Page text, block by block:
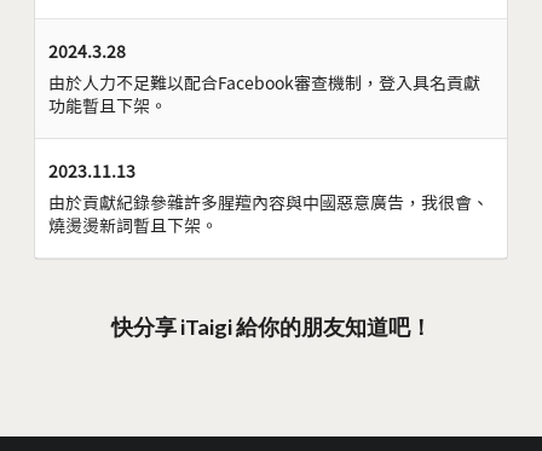
2024.3.28
由於人力不足難以配合Facebook審查機制，登入具名貢獻
功能暫且下架。
2023.11.13
由於貢獻紀錄參雜許多腥羶內容與中國惡意廣告，我很會、
燒燙燙新詞暫且下架。
快分享 iTaigi 給你的朋友知道吧！